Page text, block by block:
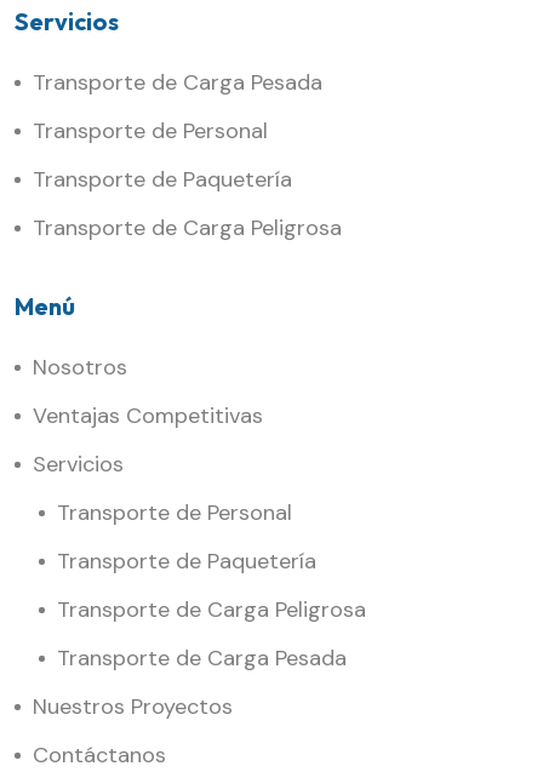
Servicios
Transporte de Carga Pesada
Transporte de Personal
Transporte de Paquetería
Transporte de Carga Peligrosa
Menú
Nosotros
Ventajas Competitivas
Servicios
Transporte de Personal
Transporte de Paquetería
Transporte de Carga Peligrosa
Transporte de Carga Pesada
Nuestros Proyectos
Contáctanos